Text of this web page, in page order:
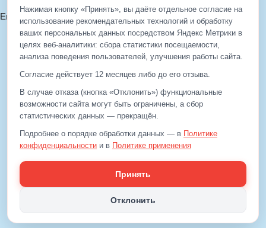
Email: info@eds-korolev.ru
+7 (499) 929-99-99
+7 (495)512-00-11
512-00-11
Email:info@eds-korolev.ru
Нажимая кнопку «Принять», вы даёте отдельное согласие на
использование рекомендательных технологий и обработку
ваших персональных данных посредством Яндекс Метрики в
целях веб‑аналитики: сбора статистики посещаемости,
анализа поведения пользователей, улучшения работы сайта.
Согласие действует 12 месяцев либо до его отзыва.
В случае отказа (кнопка «Отклонить») функциональные
возможности сайта могут быть ограничены, а сбор
статистических данных — прекращён.
Подробнее о порядке обработки данных — в Политике
конфиденциальности и в Политике применения
Принять
Отклонить